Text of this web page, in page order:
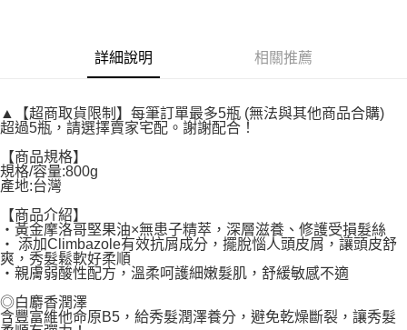
每筆NT$60，滿NT$599(含以上)免運費
每筆NT$60，滿NT$599(含以上)免運費
宅配
每筆NT$120，滿NT$1,999(含以上)免運費
詳細說明 相關推薦
▲【超商取貨限制】每筆訂單最多5瓶 (無法與其他商品合購)
超過5瓶，請選擇賣家宅配。謝謝配合！
【商品規格】
規格/容量:800g
產地:台灣
【商品介紹】
‧黃金摩洛哥堅果油×無患子精萃，深層滋養、修護受損髮絲
‧ 添加Climbazole有效抗屑成分，擺脫惱人頭皮屑，讓頭皮舒
爽，秀髮鬆軟好柔順
‧親膚弱酸性配方，溫柔呵護細嫩髮肌，舒緩敏感不適
◎白麝香潤澤
含豐富維他命原B5，給秀髮潤澤養分，避免乾燥斷裂，讓秀髮